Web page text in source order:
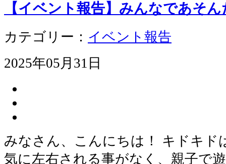
【イベント報告】みんなであそ
カテゴリー： イベント報告
2025年05月31日
みなさん、こんにちは！ キドキド
気に左右される事がなく、親子で